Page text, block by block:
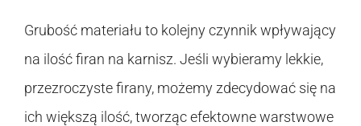
Grubość materiału to kolejny czynnik wpływający
na ilość firan na karnisz. Jeśli wybieramy lekkie,
przezroczyste firany, możemy zdecydować się na
ich większą ilość, tworząc efektowne warstwowe